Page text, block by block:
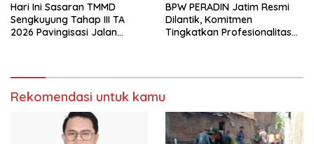
Hari Ini Sasaran TMMD
Sengkuyung Tahap III TA
2026 Pavingisasi Jalan
BPW PERADIN Jatim Resmi
Dilantik, Komitmen
Tingkatkan Profesionalitas
Rekomendasi untuk kamu